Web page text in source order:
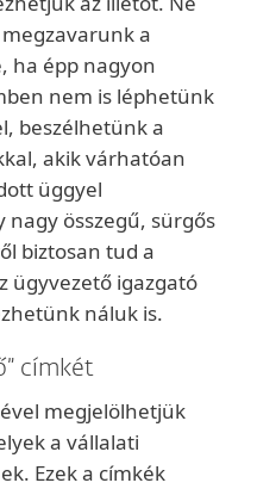
a
ha épp nagyon
nem is léphetünk
beszélhetünk a
akik várhatóan
üggyel
nagy összegű, sürgős
biztosan tud a
ügyvezető igazgató
náluk is.
címkét
megjelölhetjük
a vállalati
Ezek a címkék